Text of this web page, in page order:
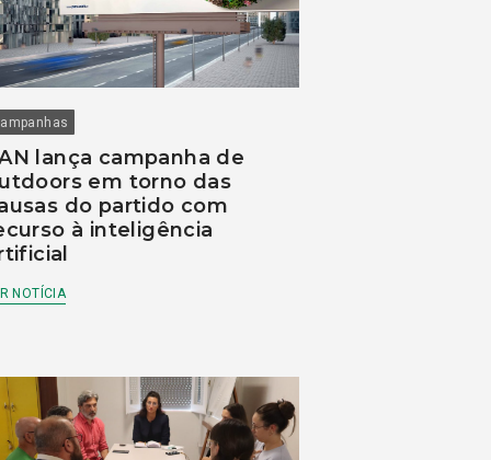
lança campanha de
em torno das
do partido com
à inteligência
NOTÍCIA